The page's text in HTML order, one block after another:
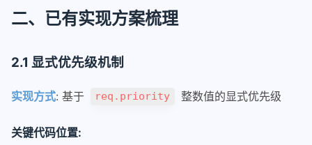
二、已有实现方案梳理
2.1 显式优先级机制
实现方式: 基于 req.priority 整数值的显式优先级
关键代码位置:
通信操作
显卡性能对比
n卡驱动关系
env